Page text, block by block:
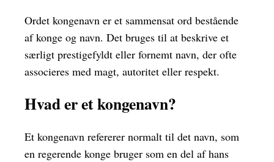
Ordet kongenavn er et sammensat ord bestående
af konge og navn. Det bruges til at beskrive et
særligt prestigefyldt eller fornemt navn, der ofte
associeres med magt, autoritet eller respekt.
Hvad er et kongenavn?
Et kongenavn refererer normalt til det navn, som
en regerende konge bruger som en del af hans